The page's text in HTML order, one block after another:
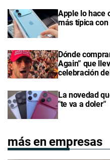
Apple lo hace
más típica
Dónde
Again” que
celebración
La novedad
"te va a doler"
más en empresas